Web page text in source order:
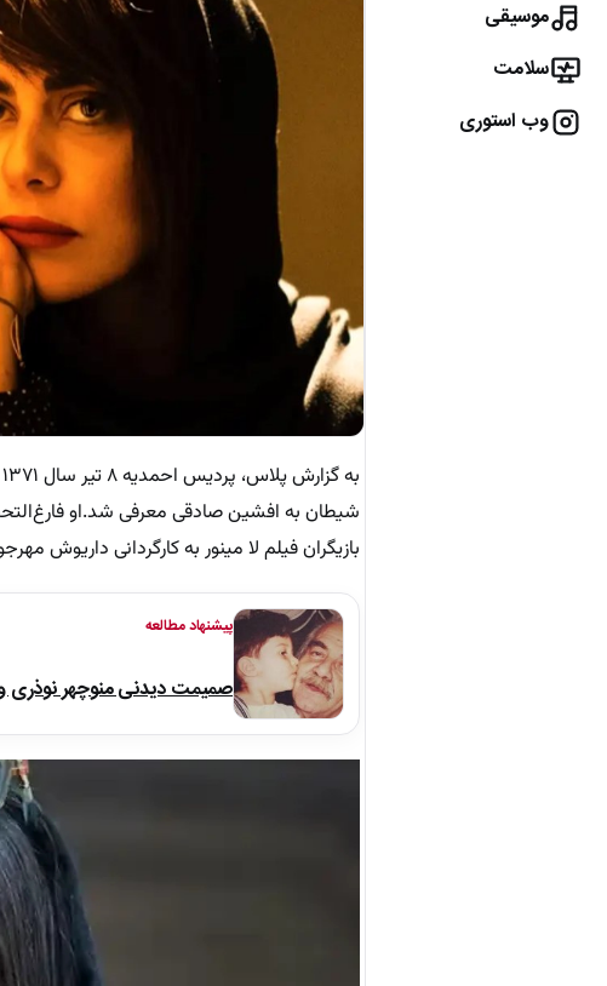
موسیقی
سلامت
وب استوری
بازیگران فیلم لا مینور به کارگردانی داریوش
پیشنهاد مطالعه
صمیمت دیدنی منوچهر نوذری و